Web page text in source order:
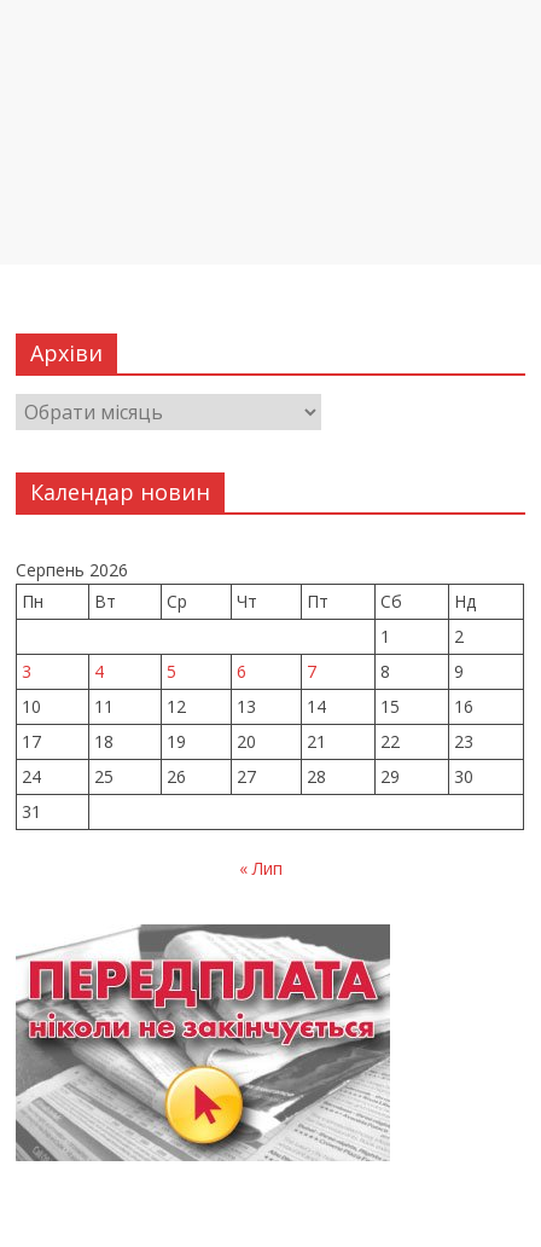
Архіви
Календар новин
Серпень 2026
Пн
Вт Ср Чт Пт Сб
Нд
1
2
3
4 5 6 7 8
9
10
11 12 13 14 15
16
17
18 19 20 21 22
23
24
25 26 27 28 29
30
31
« Лип